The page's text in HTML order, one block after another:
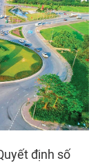
định số